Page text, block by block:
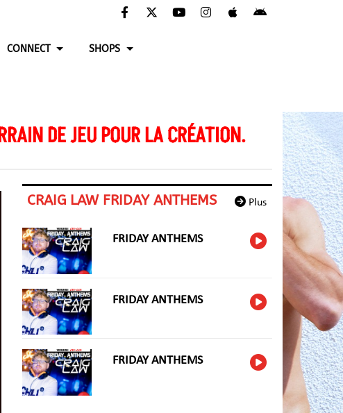
CONNECT SHOPS
DE JEU POUR LA CRÉATION.
Plus
CRAIG LAW FRIDAY ANTHEMS
FRIDAY ANTHEMS
FRIDAY ANTHEMS
FRIDAY ANTHEMS